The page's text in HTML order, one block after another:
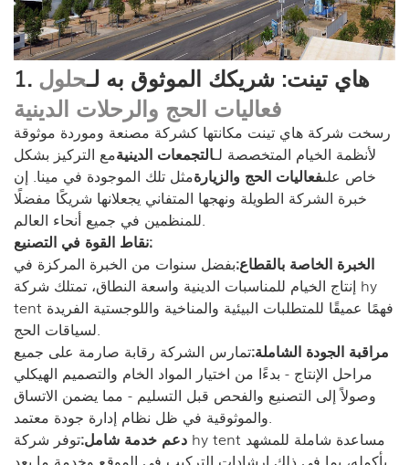
1. هاي تينت: شريكك الموثوق به لـحلول
فعاليات الحج والرحلات الدينية
رسخت شركة هاي تينت مكانتها كشركة مصنعة وموردة موثوقة
لأنظمة الخيام المتخصصة لـالتجمعات الدينيةمع التركيز بشكل
خاص علىفعاليات الحج والزيارةمثل تلك الموجودة في مينا. إن
خبرة الشركة الطويلة ونهجها المتفاني يجعلانها شريكًا مفضلًا
للمنظمين في جميع أنحاء العالم.
نقاط القوة في التصنيع:
الخبرة الخاصة بالقطاع:بفضل سنوات من الخبرة المركزة في
إنتاج الخيام للمناسبات الدينية واسعة النطاق، تمتلك شركة hy
tent فهمًا عميقًا للمتطلبات البيئية والمناخية واللوجستية الفريدة
لسياقات الحج.
مراقبة الجودة الشاملة:تمارس الشركة رقابة صارمة على جميع
مراحل الإنتاج - بدءًا من اختيار المواد الخام والتصميم الهيكلي
وصولاً إلى التصنيع والفحص قبل التسليم - مما يضمن الاتساق
والموثوقية في ظل نظام إدارة جودة معتمد.
دعم خدمة شامل:توفر شركة hy tent مساعدة شاملة للمشهد
بأكمله، بما في ذلك إرشادات التركيب في الموقع وخدمة ما بعد